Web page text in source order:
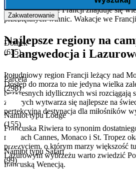
Langwedocji. We Francji znajduje się
przepięknych winnic. Wakacje we
Najlepsze regiony na
- Langwedocja i
Południowy region Francji leżący nad
Dostęp do morza to nie jedyna wielka
bezkresnych idyllicznych wsi rozciągają
z których wytwarza się najlepsze na
perfekcyjna destynacja dla miłośników
Francuska Riwiera to synonim
miastach Cannes, Monaco i St. Tropez
przeżyciem, o którym marzy większość
Lazurowym wybrzeżu warto zwiedzić
francuską Wenecją.
Zakwaterowanie
Domek
(635)
Parcela
(298)
Namiot typu Lodge
(155)
Namiot typu Safari
(99)